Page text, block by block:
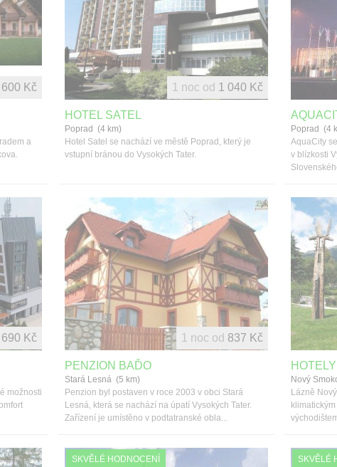
a
600 Kč
HOTEL SATEL
Poprad (4 km)
Hotel Satel se nachází ve městě Poprad, který je
vstupní bránou do Vysokých Tater.
1 noc od 1 040 Kč
Poprad (4
AquaCity
v blízkosti
možnosti
690 Kč
PENZION BAĎO
Stará Lesná (5 km)
Penzion byl postaven v roce 2003 v obci Stará
Lesná, která se nachází na úpatí Vysokých Tater.
Zařízení je umístěno v podtatranské obla...
1 noc od 837 Kč
Nový
Lázně
SKVĚLÉ HODNOCENÍ SKVĚLÉ